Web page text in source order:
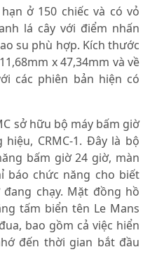
ở 150 chiếc và có vỏ
lá cây với điểm nhấn
su phù hợp. Kích thước
x 47,34mm và về
các phiên bản hiện có
sở hữu bộ máy bấm giờ
CRMC-1. Đây là bộ
bấm giờ 24 giờ, màn
báo chức năng cho biết
chạy. Mặt đồng hồ
tấm biển tên Le Mans
bao gồm cả việc hiển
đến thời gian bắt đầu